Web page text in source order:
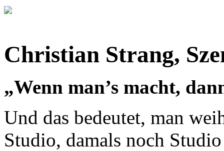
Christian Strang,
„Wenn man’s macht,
Und das bedeutet, man
Studio, damals noch